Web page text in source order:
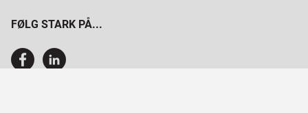
FØLG STARK PÅ...